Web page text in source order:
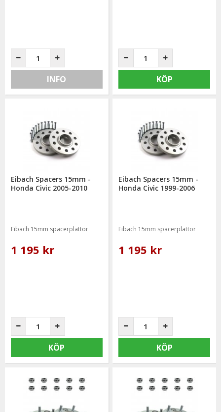
INFO KÖP
Eibach Spacers 15mm -
Honda Civic 2005-2010
Eibach 15mm spacerplattor
1 195 kr
KÖP
Eibach Spacers 15mm -
Honda Civic 1999-2006
Eibach 15mm spacerplattor
1 195 kr
KÖP